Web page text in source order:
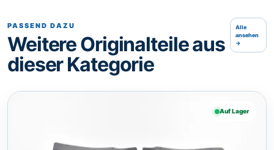
PASSEND DAZU
Weitere Originalteile aus
dieser Kategorie
Alle
ansehen
→
Auf Lager